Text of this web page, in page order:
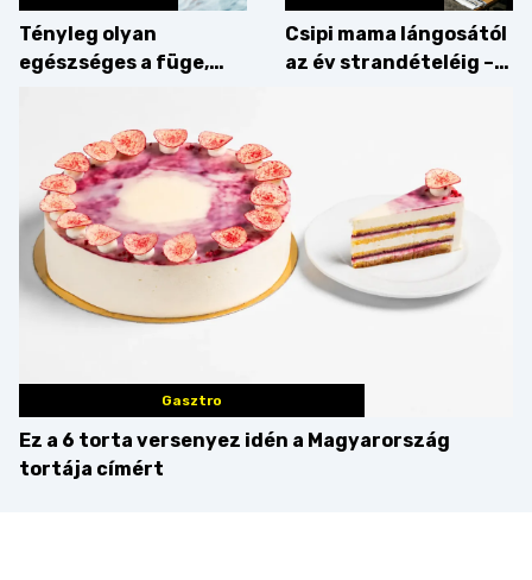
Tényleg olyan
egészséges a füge,
Csipi mama lángosától
az év strandételéig –
Gasztro
Ez a 6 torta versenyez idén a Magyarország
tortája címért